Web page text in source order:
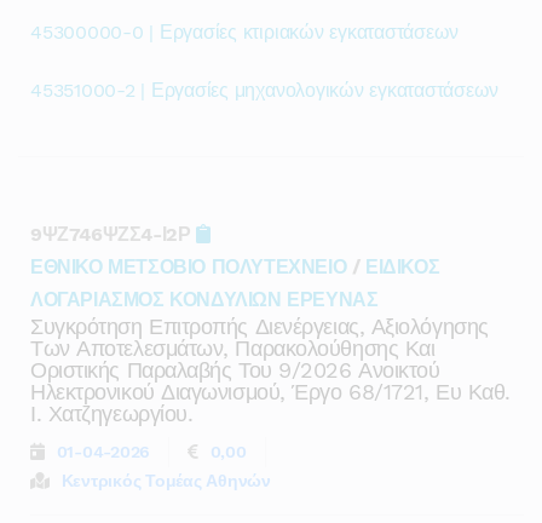
45300000-0 | Εργασίες κτιριακών εγκαταστάσεων
45351000-2 | Εργασίες μηχανολογικών εγκαταστάσεων
9ΨΖ746ΨΖΣ4-Ι2Ρ
ΕΘΝΙΚΟ ΜΕΤΣΟΒΙΟ ΠΟΛΥΤΕΧΝΕΙΟ/ ΕΙΔΙΚΟΣ
ΛΟΓΑΡΙΑΣΜΟΣ ΚΟΝΔΥΛΙΩΝ ΕΡΕΥΝΑΣ
Συγκρότηση Επιτροπής Διενέργειας, Αξιολόγησης
Των Αποτελεσμάτων, Παρακολούθησης Και
Οριστικής Παραλαβής Του 9/2026 Ανοικτού
Ηλεκτρονικού Διαγωνισμού, Έργο 68/1721, Ευ Καθ.
Ι. Χατζηγεωργίου.
01-04-2026
0,00
Κεντρικός Τομέας Αθηνών